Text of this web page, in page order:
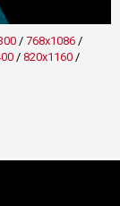
/ 768x1086 /
/ 820x1160 /